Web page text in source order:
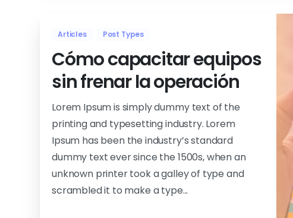
Articles Post Types
Cómo capacitar equipos
sin frenar la operación
Lorem Ipsum is simply dummy text of the
printing and typesetting industry. Lorem
Ipsum has been the industry’s standard
dummy text ever since the 1500s, when an
unknown printer took a galley of type and
scrambled it to make a type...